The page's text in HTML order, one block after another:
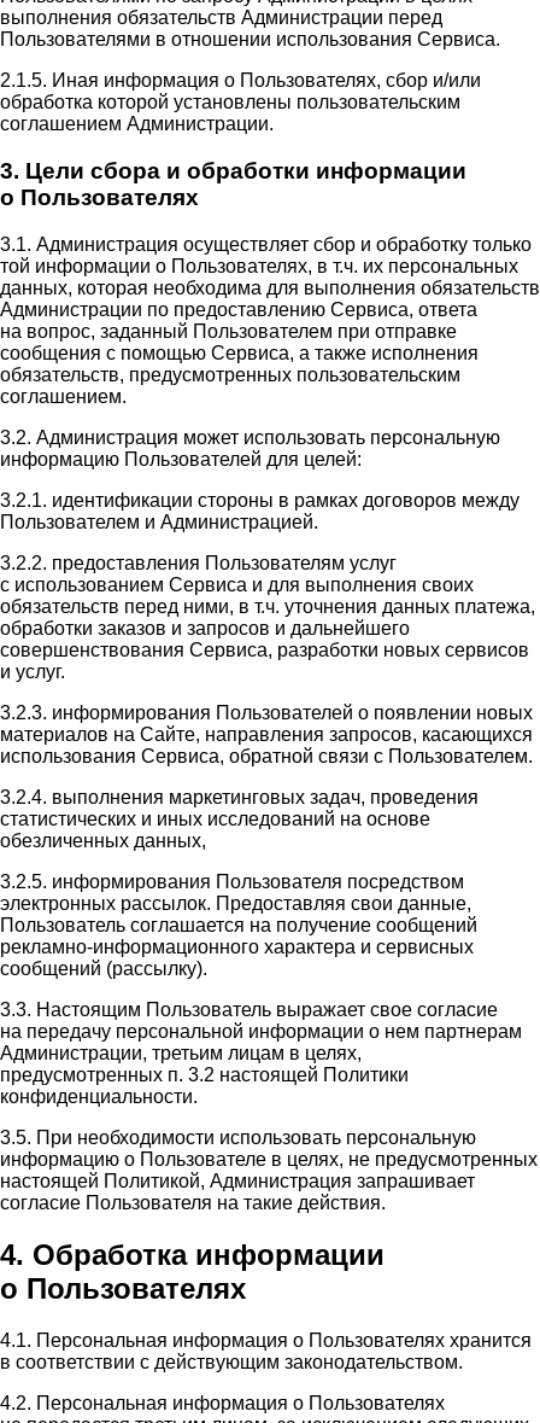
выполнения обязательств Администрации перед
Пользователями в отношении использования Сервиса.
2.1.5. Иная информация о Пользователях, сбор и/или
обработка которой установлены пользовательским
соглашением Администрации.
3. Цели сбора и обработки информации
о Пользователях
3.1. Администрация осуществляет сбор и обработку только
той информации о Пользователях, в т.ч. их персональных
данных, которая необходима для выполнения обязательств
Администрации по предоставлению Сервиса, ответа
на вопрос, заданный Пользователем при отправке
сообщения с помощью Сервиса, а также исполнения
обязательств, предусмотренных пользовательским
соглашением.
3.2. Администрация может использовать персональную
информацию Пользователей для целей:
3.2.1. идентификации стороны в рамках договоров между
Пользователем и Администрацией.
3.2.2. предоставления Пользователям услуг
с использованием Сервиса и для выполнения своих
обязательств перед ними, в т.ч. уточнения данных платежа,
обработки заказов и запросов и дальнейшего
совершенствования Сервиса, разработки новых сервисов
и услуг.
3.2.3. информирования Пользователей о появлении новых
материалов на Сайте, направления запросов, касающихся
использования Сервиса, обратной связи с Пользователем.
3.2.4. выполнения маркетинговых задач, проведения
статистических и иных исследований на основе
обезличенных данных,
3.2.5. информирования Пользователя посредством
электронных рассылок. Предоставляя свои данные,
Пользователь соглашается на получение сообщений
рекламно-информационного характера и сервисных
сообщений (рассылку).
3.3. Настоящим Пользователь выражает свое согласие
на передачу персональной информации о нем партнерам
Администрации, третьим лицам в целях,
предусмотренных п. 3.2 настоящей Политики
конфиденциальности.
3.5. При необходимости использовать персональную
информацию о Пользователе в целях, не предусмотренных
настоящей Политикой, Администрация запрашивает
согласие Пользователя на такие действия.
4. Обработка информации
о Пользователях
4.1. Персональная информация о Пользователях хранится
в соответствии с действующим законодательством.
4.2. Персональная информация о Пользователях